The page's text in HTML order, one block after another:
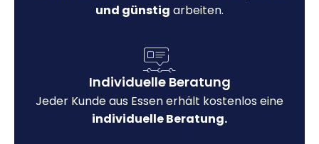
und günstig arbeiten.
Individuelle Beratung
Jeder Kunde aus Essen erhält kostenlos eine
individuelle Beratung.